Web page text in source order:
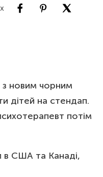
з новим чорним
дітей на стендап.
потім
в США та Канаді,